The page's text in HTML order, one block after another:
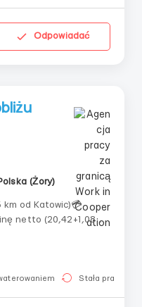
Odpowiadać
(Żory)
od Katowic)💳
netto (20,42+1,08
godzinę netto po pół
Stała praca